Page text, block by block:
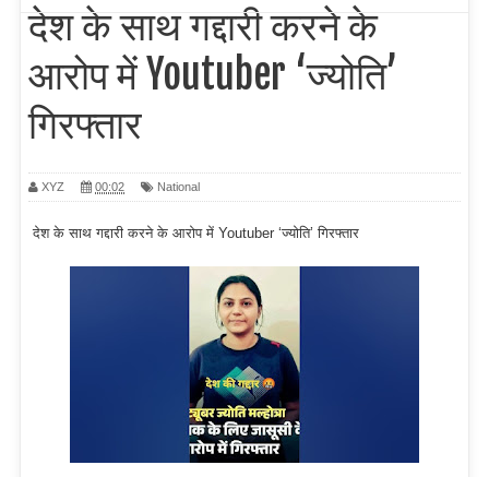
देश के साथ गद्दारी करने के
आरोप में Youtuber ‘ज्योति’
गिरफ्तार
XYZ 00:02 National
देश के साथ गद्दारी करने के आरोप में Youtuber ‘ज्योति’ गिरफ्तार